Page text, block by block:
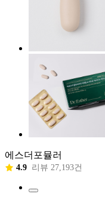
에스더포뮬러
4.9 리뷰 27,193건